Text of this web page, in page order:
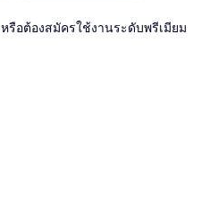
รือต้องสมัครใช้งานระดับพรีเมียม